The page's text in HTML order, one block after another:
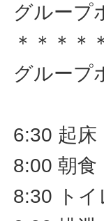
グループ
＊＊＊＊
グループ
6:30 起床
8:00 朝食
8:30 トイ